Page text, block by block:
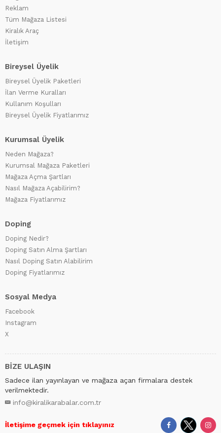
Reklam
Tüm Mağaza Listesi
Kiralık Araç
İletişim
Bireysel Üyelik
Bireysel Üyelik Paketleri
İlan Verme Kuralları
Kullanım Koşulları
Bireysel Üyelik Fiyatlarımız
Kurumsal Üyelik
Neden Mağaza?
Kurumsal Mağaza Paketleri
Mağaza Açma Şartları
Nasıl Mağaza Açabilirim?
Mağaza Fiyatlarımız
Doping
Doping Nedir?
Doping Satın Alma Şartları
Nasıl Doping Satın Alabilirim
Doping Fiyatlarımız
Sosyal Medya
Facebook
Instagram
X
BİZE ULAŞIN
Sadece ilan yayınlayan ve mağaza açan firmalara destek
verilmektedir.
info@kiralikarabalar.com.tr
İletişime geçmek için tıklayınız